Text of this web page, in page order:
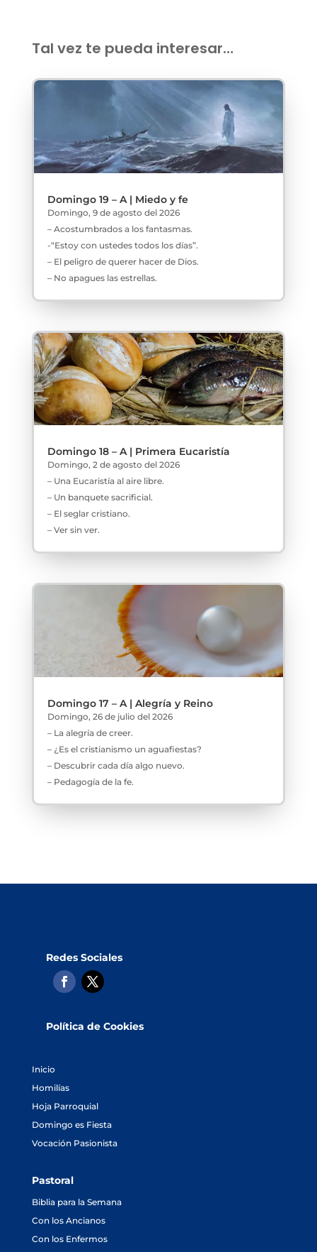
Tal vez te pueda interesar…
Domingo 19 – A | Miedo y fe
Domingo, 9 de agosto del 2026
– Acostumbrados a los fantasmas.
-“Estoy con ustedes todos los días”.
– El peligro de querer hacer de Dios.
– No apagues las estrellas.
Domingo 18 – A | Primera Eucaristía
Domingo, 2 de agosto del 2026
– Una Eucaristía al aire libre.
– Un banquete sacrificial.
– El seglar cristiano.
– Ver sin ver.
Domingo 17 – A | Alegría y Reino
Domingo, 26 de julio del 2026
– La alegría de creer.
– ¿Es el cristianismo un aguafiestas?
– Descubrir cada día algo nuevo.
– Pedagogía de la fe.
Redes Sociales
Política de Cookies
Inicio
Homilías
Hoja Parroquial
Domingo es Fiesta
Vocación Pasionista
Pastoral
Biblia para la Semana
Con los Ancianos
Con los Enfermos